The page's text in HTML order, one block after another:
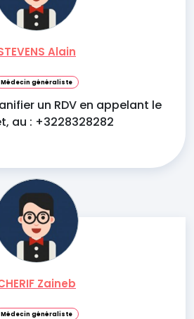
Alain
Médecin généraliste
un RDV en appelant le
au : +3228328282
Zaineb
Médecin généraliste